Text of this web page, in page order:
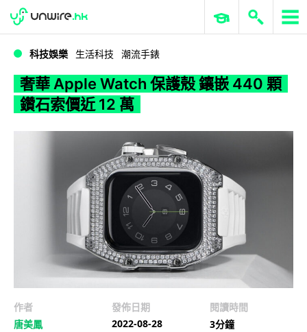
WWDC 2026 ERP 與商業 AI
科技娛樂 生活科技 潮流手錶
奢華 Apple Watch 保護殼 鑲嵌 440 顆
鑽石索價近 12 萬
作者
唐美鳳
發佈日期
2022-08-28
閱讀時間
3分鐘